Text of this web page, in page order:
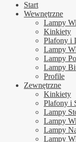
Start
Wewnętrzne
Lampy
Kinkiety
Plafony i
Lampy
Lampy
Lampy
Profile
Zewnętrzne
Kinkiety
Plafony i
Lampy
Lampy
Lampy
Lampy